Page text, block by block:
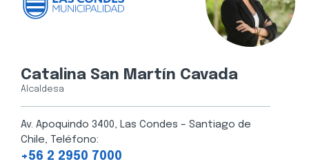
Catalina San Martín Cavada
Alcaldesa
Av. Apoquindo 3400, Las Condes – Santiago de
Chile, Teléfono:
+56 2 2950 7000